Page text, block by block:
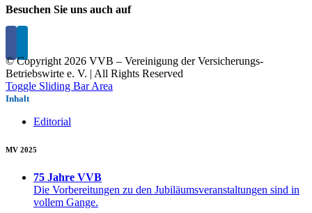
Besuchen Sie uns auch auf
© Copyright 2026 VVB – Vereinigung der Versicherungs-
Betriebswirte e. V. | All Rights Reserved
Toggle Sliding Bar Area
Inhalt
Editorial
MV 2025
75 Jahre VVB
Die Vorbereitungen zu den Jubiläumsveranstaltungen sind in
vollem Gange.